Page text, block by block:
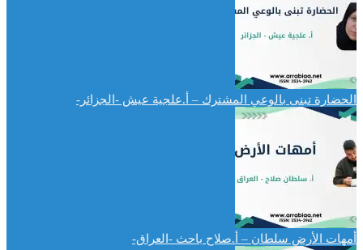
الحضارة تبنى بالوعي المشترك – أ.علجية عيش -الجزائر-
أمهات الأرض سلطان – أ.صلاح باحث -العراق-